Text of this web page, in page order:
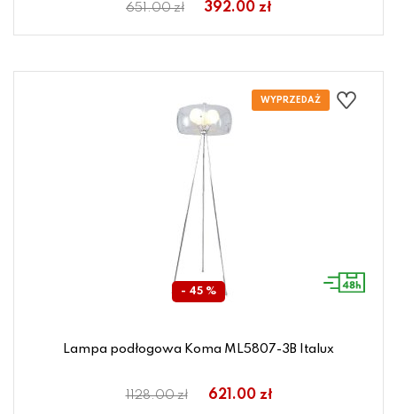
651.00 zł 392.00 zł
- 45 %
Lampa podłogowa Koma ML5807-3B Italux
1128.00 zł 621.00 zł